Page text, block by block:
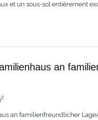
et un sous-sol entièrement
an
2
an familienfreundlicher